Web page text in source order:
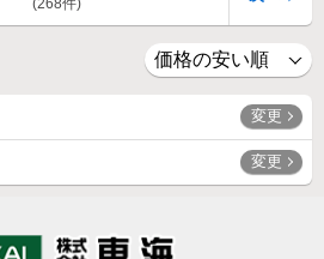
(268件)
変更
変更